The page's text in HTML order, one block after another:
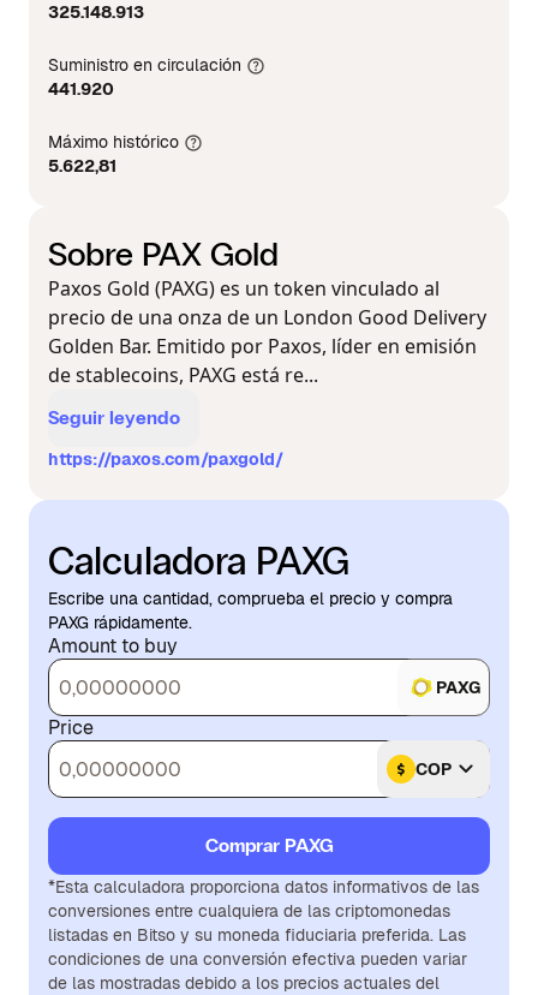
325.148.913
Suministro en circulación
441.920
Máximo histórico
5.622,81
Sobre PAX Gold
Paxos Gold (PAXG) es un token vinculado al
precio de una onza de un London Good Delivery
Golden Bar. Emitido por Paxos, líder en emisión
de stablecoins, PAXG está re...
Seguir leyendo
https://paxos.com/paxgold/
Calculadora PAXG
Escribe una cantidad, comprueba el precio y compra
PAXG rápidamente.
Amount to buy
PAXG
Price
COP
Comprar PAXG
*Esta calculadora proporciona datos informativos de las
conversiones entre cualquiera de las criptomonedas
listadas en Bitso y su moneda fiduciaria preferida. Las
condiciones de una conversión efectiva pueden variar
de las mostradas debido a los precios actuales del